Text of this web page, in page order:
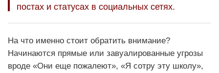
постах и статусах в социальных сетях.
На что именно стоит обратить внимание?
Начинаются прямые или завуалированные угрозы
вроде «Они еще пожалеют», «Я сотру эту школу»,